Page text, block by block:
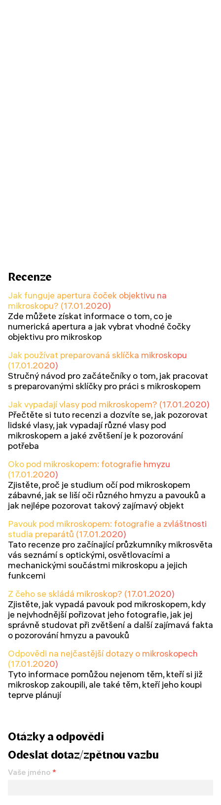
Recenze
Jak funguje apertura čoček objektivu na
mikroskopu? (17.01.2020)
Zde můžete získat informace o tom, co je
numerická apertura a jak vybrat vhodné čočky
objektivu pro mikroskop
Jak používat preparovaná sklíčka mikroskopu
(17.01.2020)
Stručný návod pro začátečníky o tom, jak pracovat
s preparovanými sklíčky pro práci s mikroskopem
Jak vypadají vlasy pod mikroskopem? (17.01.2020)
Přečtěte si tuto recenzi a dozvíte se, jak pozorovat
lidské vlasy, jak vypadají různé vlasy pod
mikroskopem a jaké zvětšení je k pozorování
potřeba
Oko pod mikroskopem: fotografie hmyzu
(17.01.2020)
Zjistěte, proč je studium očí pod mikroskopem
zábavné, jak se liší oči různého hmyzu a pavouků a
jak nejlépe pozorovat takový zajímavý objekt
Pavouk pod mikroskopem: fotografie a zvláštnosti
studia preparátů (17.01.2020)
Tato recenze pro začínající průzkumníky mikrosvěta
vás seznámí s optickými, osvětlovacími a
mechanickými součástmi mikroskopu a jejich
funkcemi
Z čeho se skládá mikroskop? (17.01.2020)
Zjistěte, jak vypadá pavouk pod mikroskopem, kdy
je nejvhodnější pořizovat jeho fotografie, jak jej
správně studovat při zvětšení a další zajímavá fakta
o pozorování hmyzu a pavouků
Odpovědi na nejčastější dotazy o mikroskopech
(17.01.2020)
Tyto informace pomůžou nejenom těm, kteří si již
mikroskop zakoupili, ale také těm, kteří jeho koupi
teprve plánují
Otázky a odpovědi
Odeslat dotaz/zpětnou vazbu
Vaše jméno *